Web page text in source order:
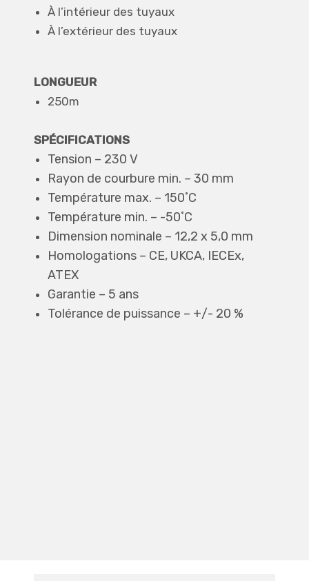
À l’intérieur des tuyaux
À l’extérieur des tuyaux
LONGUEUR
250m
SPÉCIFICATIONS
Tension – 230 V
Rayon de courbure min. – 30 mm
Température max. – 150˚C
Température min. – -50˚C
Dimension nominale – 12,2 x 5,0 mm
Homologations – CE, UKCA, IECEx,
ATEX
Garantie – 5 ans
Tolérance de puissance – +/- 20 %